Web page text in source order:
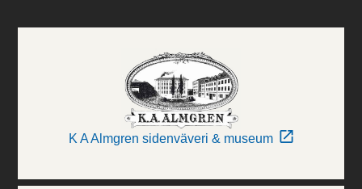
K A Almgren sidenväveri & museum